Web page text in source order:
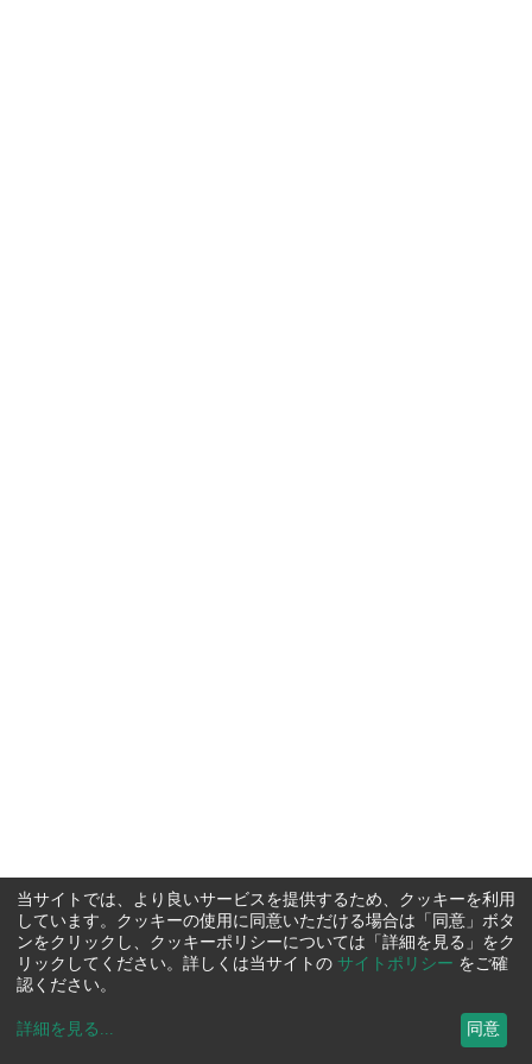
当サイトでは、より良いサービスを提供するため、クッキーを利用
しています。クッキーの使用に同意いただける場合は「同意」ボタ
ンをクリックし、クッキーポリシーについては「詳細を見る」をク
リックしてください。詳しくは当サイトの サイトポリシー をご確
認ください。
詳細を見る ... 同意